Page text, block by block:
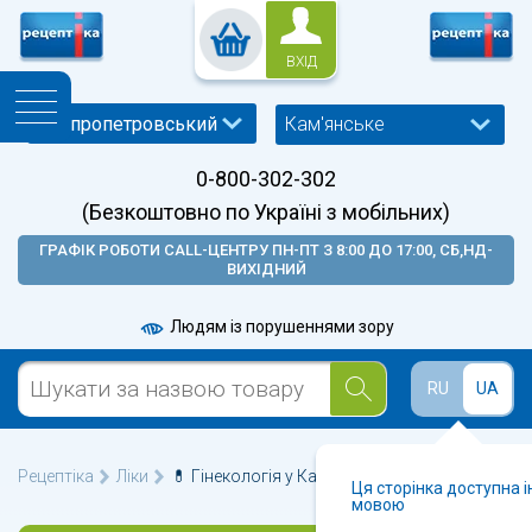
ВХІД
Кам'янське
0-800-302-302
(Безкоштовно по Україні з мобільних)
ГРАФІК РОБОТИ CALL-ЦЕНТРУ ПН-ПТ З 8:00 ДО 17:00, СБ,НД-
ВИХІДНИЙ
Людям із порушеннями зору
RU UA
Ця сторінка доступна
мовою
Рецептіка Ліки 💊 Гінекологія у Кам'янському 🩺